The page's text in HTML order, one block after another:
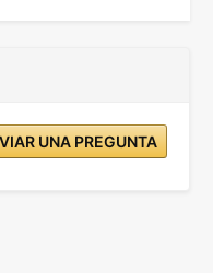
UNA PREGUNTA